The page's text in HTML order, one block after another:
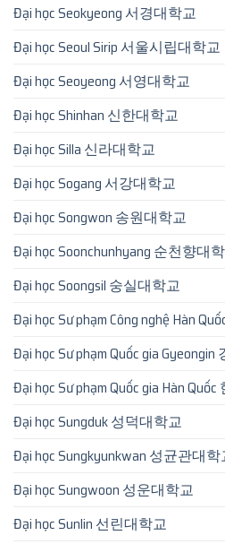
Đại học Seokyeong 서경대학교
Đại học Seoul Sirip 서울시립대학교
Đại học Seoyeong 서영대학교
Đại học Shinhan 신한대학교
Đại học Silla 신라대학교
Đại học Sogang 서강대학교
Đại học Songwon 송원대학교
Đại học Soonchunhyang 순천향대
Đại học Soongsil 숭실대학교
Đại học Sư phạm Công nghệ Hàn
Đại học Sư phạm Quốc gia
Đại học Sư phạm Quốc gia Hàn
Đại học Sungduk 성덕대학교
Đại học Sungkyunkwan 성균관대학
Đại học Sungwoon 성운대학교
Đại học Sunlin 선린대학교